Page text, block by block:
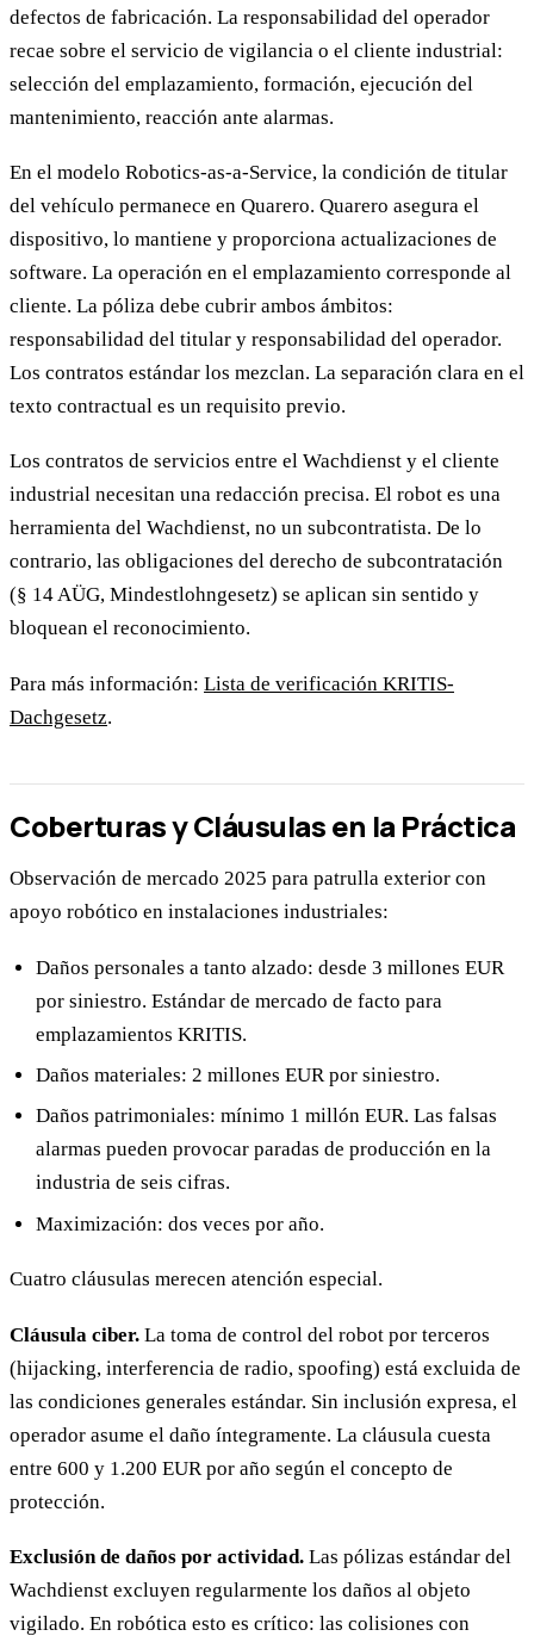
defectos de fabricación. La responsabilidad del operador
recae sobre el servicio de vigilancia o el cliente industrial:
selección del emplazamiento, formación, ejecución del
mantenimiento, reacción ante alarmas.
En el modelo Robotics-as-a-Service, la condición de titular
del vehículo permanece en Quarero. Quarero asegura el
dispositivo, lo mantiene y proporciona actualizaciones de
software. La operación en el emplazamiento corresponde al
cliente. La póliza debe cubrir ambos ámbitos:
responsabilidad del titular y responsabilidad del operador.
Los contratos estándar los mezclan. La separación clara en el
texto contractual es un requisito previo.
Los contratos de servicios entre el Wachdienst y el cliente
industrial necesitan una redacción precisa. El robot es una
herramienta del Wachdienst, no un subcontratista. De lo
contrario, las obligaciones del derecho de subcontratación
(§ 14 AÜG, Mindestlohngesetz) se aplican sin sentido y
bloquean el reconocimiento.
Para más información: Lista de verificación KRITIS-
Dachgesetz.
Coberturas y Cláusulas en la Práctica
Observación de mercado 2025 para patrulla exterior con
apoyo robótico en instalaciones industriales:
Daños personales a tanto alzado: desde 3 millones EUR
por siniestro. Estándar de mercado de facto para
emplazamientos KRITIS.
Daños materiales: 2 millones EUR por siniestro.
Daños patrimoniales: mínimo 1 millón EUR. Las falsas
alarmas pueden provocar paradas de producción en la
industria de seis cifras.
Maximización: dos veces por año.
Cuatro cláusulas merecen atención especial.
Cláusula ciber. La toma de control del robot por terceros
(hijacking, interferencia de radio, spoofing) está excluida de
las condiciones generales estándar. Sin inclusión expresa, el
operador asume el daño íntegramente. La cláusula cuesta
entre 600 y 1.200 EUR por año según el concepto de
protección.
Exclusión de daños por actividad. Las pólizas estándar del
Wachdienst excluyen regularmente los daños al objeto
vigilado. En robótica esto es crítico: las colisiones con